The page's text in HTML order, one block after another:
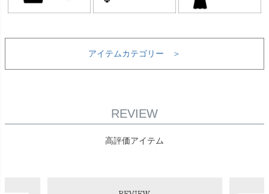
アイテムカテゴリー ＞
REVIEW
高評価アイテム